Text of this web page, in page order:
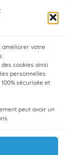
améliorer votre
des cookies ainsi
personnelles
100% sécurisée et
peut avoir un
de
d’orange